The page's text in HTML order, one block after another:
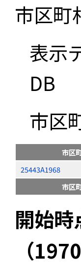
市区町
表示
DB
市区
市区
25443A1968
市区
開始
（